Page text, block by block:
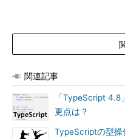
関連記事
「TypeScript
更点は？
TypeScriptの型操